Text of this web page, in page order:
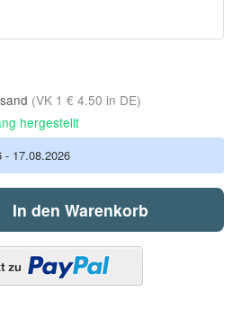
(VK 1 € 4.50 in DE)
hergestellt
- 17.08.2026
In den Warenkorb